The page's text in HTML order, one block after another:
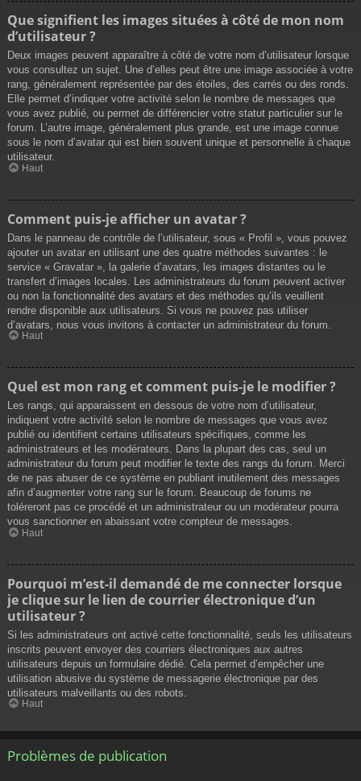
Que signifient les images situées à côté de mon nom
d’utilisateur ?
Deux images peuvent apparaître à côté de votre nom d’utilisateur lorsque
vous consultez un sujet. Une d’elles peut être une image associée à votre
rang, généralement représentée par des étoiles, des carrés ou des ronds.
Elle permet d’indiquer votre activité selon le nombre de messages que
vous avez publié, ou permet de différencier votre statut particulier sur le
forum. L’autre image, généralement plus grande, est une image connue
sous le nom d’avatar qui est bien souvent unique et personnelle à chaque
utilisateur.
Haut
Comment puis-je afficher un avatar ?
Dans le panneau de contrôle de l’utilisateur, sous « Profil », vous pouvez
ajouter un avatar en utilisant une des quatre méthodes suivantes : le
service « Gravatar », la galerie d’avatars, les images distantes ou le
transfert d’images locales. Les administrateurs du forum peuvent activer
ou non la fonctionnalité des avatars et des méthodes qu’ils veuillent
rendre disponible aux utilisateurs. Si vous ne pouvez pas utiliser
d’avatars, nous vous invitons à contacter un administrateur du forum.
Haut
Quel est mon rang et comment puis-je le modifier ?
Les rangs, qui apparaissent en dessous de votre nom d’utilisateur,
indiquent votre activité selon le nombre de messages que vous avez
publié ou identifient certains utilisateurs spécifiques, comme les
administrateurs et les modérateurs. Dans la plupart des cas, seul un
administrateur du forum peut modifier le texte des rangs du forum. Merci
de ne pas abuser de ce système en publiant inutilement des messages
afin d’augmenter votre rang sur le forum. Beaucoup de forums ne
toléreront pas ce procédé et un administrateur ou un modérateur pourra
vous sanctionner en abaissant votre compteur de messages.
Haut
Pourquoi m’est-il demandé de me connecter lorsque
je clique sur le lien de courrier électronique d’un
utilisateur ?
Si les administrateurs ont activé cette fonctionnalité, seuls les utilisateurs
inscrits peuvent envoyer des courriers électroniques aux autres
utilisateurs depuis un formulaire dédié. Cela permet d’empêcher une
utilisation abusive du système de messagerie électronique par des
utilisateurs malveillants ou des robots.
Haut
Problèmes de publication